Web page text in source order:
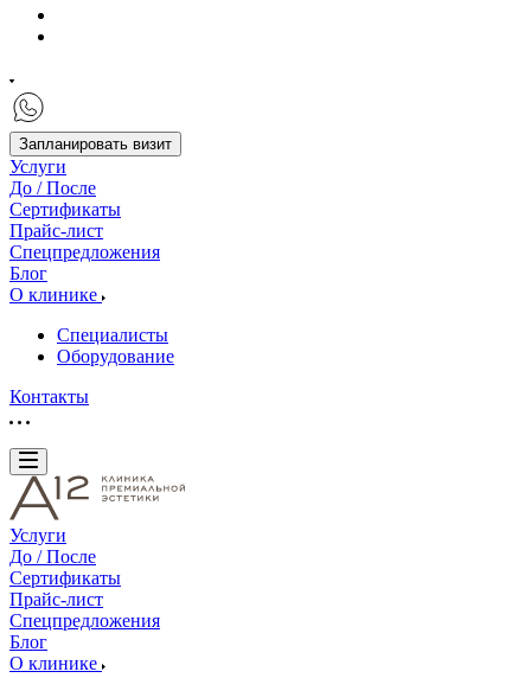
Запланировать визит
Услуги
До / После
Сертификаты
Прайс-лист
Спецпредложения
Блог
О клинике
Специалисты
Оборудование
Контакты
Услуги
До / После
Сертификаты
Прайс-лист
Спецпредложения
Блог
О клинике